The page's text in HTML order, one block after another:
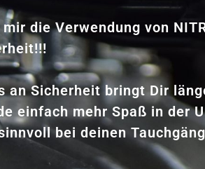
die Verwendung von
an Sicherheit bringt Dir
einfach mehr Spaß in der
bei deinen